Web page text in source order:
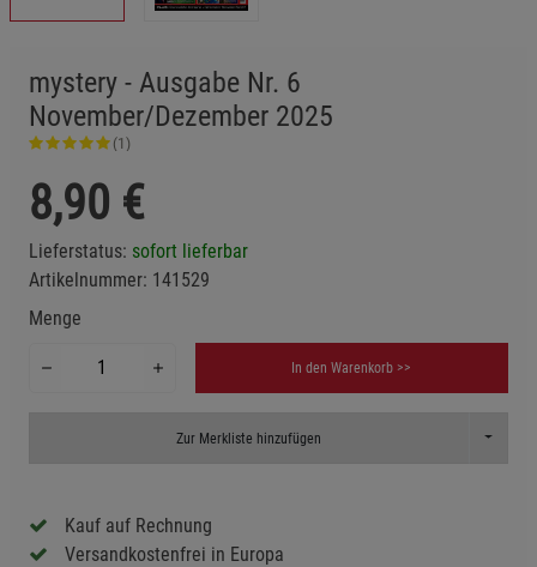
mystery - Ausgabe Nr. 6
November/Dezember 2025
(1)
8,90 €
Lieferstatus: sofort lieferbar
Artikelnummer: 141529
Menge
In den Warenkorb >>
Zur Merkliste hinzufügen Toggle
Kauf auf Rechnung
Versandkostenfrei in Europa